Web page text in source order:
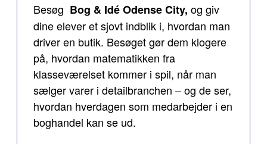
Besøg Bog & Idé Odense City, og giv
dine elever et sjovt indblik i, hvordan man
driver en butik. Besøget gør dem klogere
på, hvordan matematikken fra
klasseværelset kommer i spil, når man
sælger varer i detailbranchen – og de ser,
hvordan hverdagen som medarbejder i en
boghandel kan se ud.